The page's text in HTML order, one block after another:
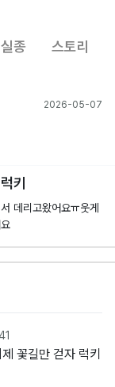
실종 스토리
2026-05-07
키
데리고왔어요ㅠ웃게
꽃길만 걷자 럭키